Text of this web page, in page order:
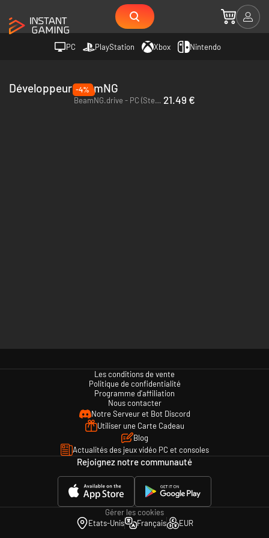
PC PlayStation Xbox Nintendo
Développeur BeamNG
-4%
BeamNG.drive - PC (Steam) 21.49 €
Les conditions de vente
Politique de confidentialité
Programme d'affiliation
Nous contacter
Notre Serveur et Bot Discord
Utiliser une Carte Cadeau
Blog
Actualités des jeux vidéo PC et consoles
Rejoignez notre communauté
Gérer les cookies
Etats-Unis
Français EUR